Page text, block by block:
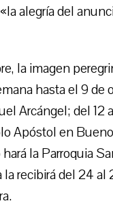
alegría del
la imagen
hasta el 9 de
Arcángel; del 12
Apóstol en
la Parroquia
recibirá del 24 al